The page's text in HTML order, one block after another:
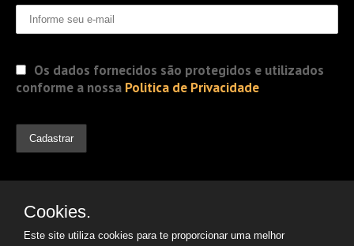
Os dados fornecidos são protegidos e utilizados
conforme a nossa Politica de Privacidade
Cookies.
Este site utiliza cookies para te proporcionar uma melhor